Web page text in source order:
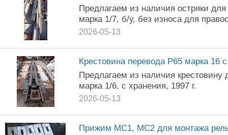
Предлагаем из наличия остряки
марка 1/7, б/у, без износа для
2026-05-13
Крестовина перевода Р65 марка 16
Предлагаем из наличия крестовину
марка 1/6, с хранения, 1997 г.
2026-05-13
Прижим МС1, МС2 для монтажа